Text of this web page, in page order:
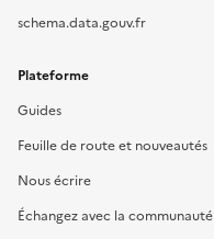
schema.data.gouv.fr
Plateforme
Guides
Feuille de route et nouveautés
Nous écrire
Échangez avec la communauté